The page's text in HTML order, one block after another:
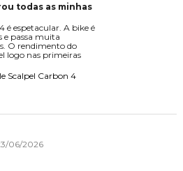
todas as minhas
é espetacular. A bike é
e passa muita
O rendimento do
logo nas primeiras
Scalpel Carbon 4
06/2026